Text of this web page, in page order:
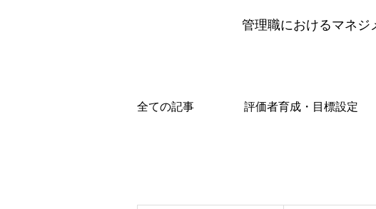
管理職におけるマネジ
全ての記事 評価者育成・目標設定